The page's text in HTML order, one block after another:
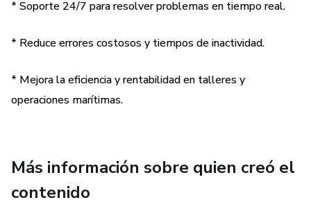
• Sistemas diésel marinos
• Problemas en el sistema de enfriamiento
• Fallas eléctricas y de encendido
* Soporte 24/7 para resolver problemas en tiempo real.
* Reduce errores costosos y tiempos de inactividad.
* Mejora la eficiencia y rentabilidad en talleres y
operaciones marítimas.
Más información sobre quien creó el
contenido